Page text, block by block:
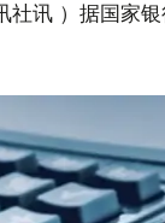
社讯 ）据国家